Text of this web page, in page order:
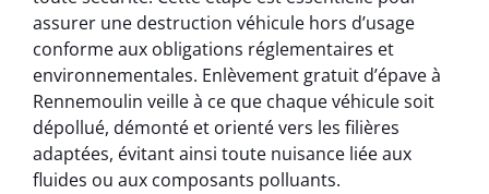
assurer une destruction véhicule hors d’usage
conforme aux obligations réglementaires et
environnementales. Enlèvement gratuit d’épave à
Rennemoulin veille à ce que chaque véhicule soit
dépollué, démonté et orienté vers les filières
adaptées, évitant ainsi toute nuisance liée aux
fluides ou aux composants polluants.